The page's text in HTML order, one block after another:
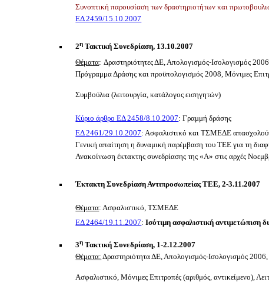
Συνοπτική παρουσίαση των δραστηριοτήτων και
ΕΔ 2459/15.10.2007
2η Τακτική Συνεδρίαση, 13.10.2007
Θέματα: Δραστηριότητες ΔΕ, Απολογισμός-Ισολογισμός
Πρόγραμμα Δράσης και προϋπολογισμός 2008, Μόνιμες
Συμβούλια (λειτουργία, κατάλογος εισηγητών)
Κύριο άρθρο ΕΔ 2458/8.10.2007: Γραμμή δράσης
ΕΔ 2461/29.10.2007: Ασφαλιστικό και ΤΣΜΕΔΕ
Γενική απαίτηση η δυναμική παρέμβαση του ΤΕΕ για τη
Ανακοίνωση έκτακτης συνεδρίασης της «Α» στις αρχές
Έκτακτη Συνεδρίαση Αντιπροσωπείας ΤΕΕ, 2-3.11.2007
Θέματα: Ασφαλιστικό, ΤΣΜΕΔΕ
ΕΔ 2464/19.11.2007: Ισότιμη ασφαλιστική αντιμετώπιση
3η Τακτική Συνεδρίαση, 1-2.12.2007
Θέματα: Δραστηριότητα ΔΕ, Απολογισμός-Ισολογισμός
Ασφαλιστικό, Μόνιμες Επιτροπές (αριθμός, αντικείμενο),